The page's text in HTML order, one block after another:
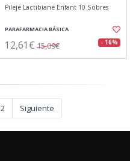
Pileje Lactibiane Enfant 10 Sobres
PARAFARMACIA BÁSICA
12,61€ 15,09€ - 16%
2 Siguiente